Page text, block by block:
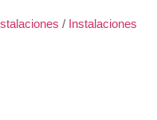
/ Instalaciones